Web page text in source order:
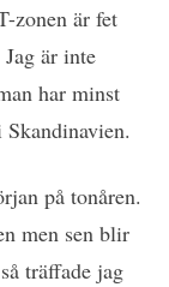
zonen är fet
är inte
har minst
på tonåren.
men sen blir
träffade jag